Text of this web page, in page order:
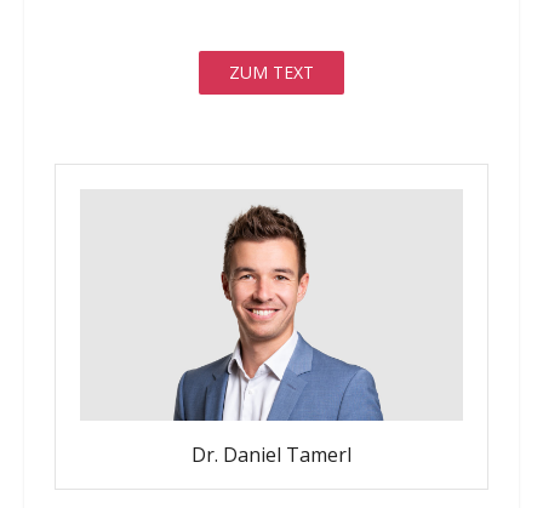
ZUM TEXT
Dr. Daniel Tamerl